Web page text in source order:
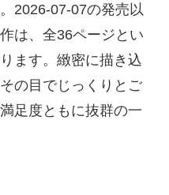
2026-07-07の発売以
は、全36ページとい
ます。緻密に描き込
の目でじっくりとご
足度ともに抜群の一